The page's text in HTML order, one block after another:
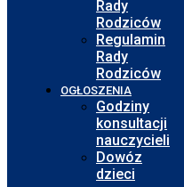
Rady
Rodziców
Regulamin
Rady
Rodziców
OGŁOSZENIA
Godziny
konsultacji
nauczycieli
Dowóz
dzieci